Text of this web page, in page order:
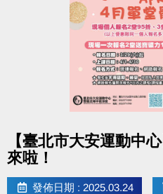
【臺北市大安運動中
來啦！
發佈日期 : 2025.03.24